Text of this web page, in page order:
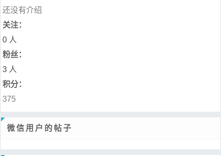
还没有介绍
关注：
0 人
粉丝：
3 人
积分：
375
微信用户的帖子